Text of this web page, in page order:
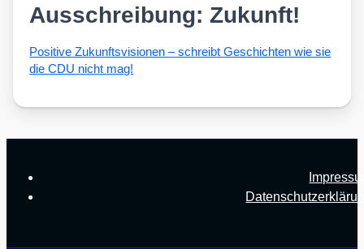
Ausschreibung: Zukunft!
Posi­ti­ve Zukunfts­vi­sio­nen – schreibt Geschich­ten wie sie
die CDU nicht mag!